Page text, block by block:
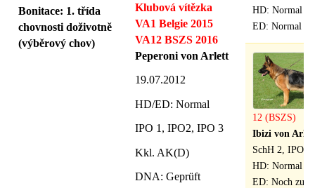
Bonitace: 1. třída
chovnosti doživotně
(výběrový chov)
Klubová vítězka
VA1 Belgie 2015
VA12 BSZS 2016
Peperoni von Arlett
19.07.2012
HD/ED: Normal
IPO 1, IPO2, IPO 3
Kkl. AK(D)
DNA: Geprüft
HD: Normal
ED: Normal
12 (BSZS)
Ibizi von
SchH 2, IPO 3
HD: Normal
ED: Noch